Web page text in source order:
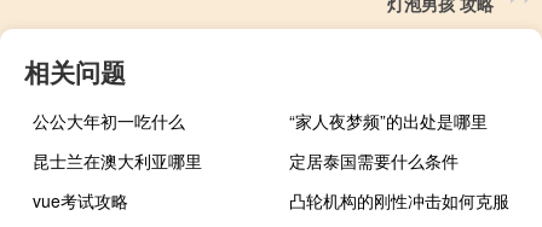
相关问题
公公大年初一吃什么
“家人夜梦频”的出处是哪里
昆士兰在澳大利亚哪里
定居泰国需要什么条件
vue考试攻略
凸轮机构的刚性冲击如何克服